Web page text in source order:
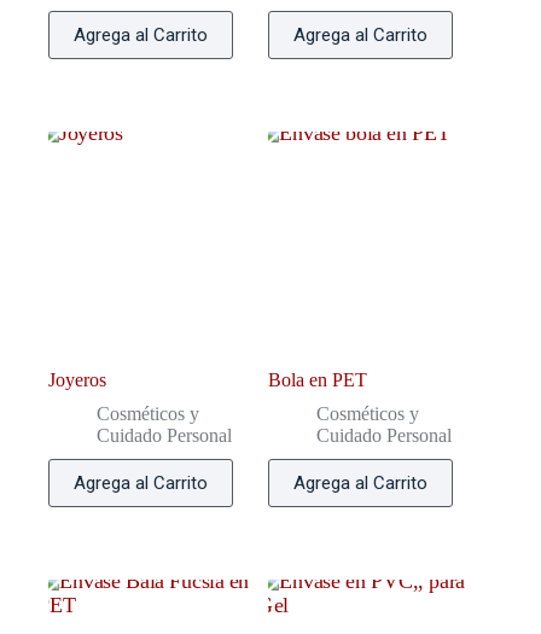
Agrega al Carrito Agrega al Carrito
Joyeros
Cosméticos y
Cuidado Personal
Agrega al Carrito
Bola en PET
Cosméticos y
Cuidado Personal
Agrega al Carrito